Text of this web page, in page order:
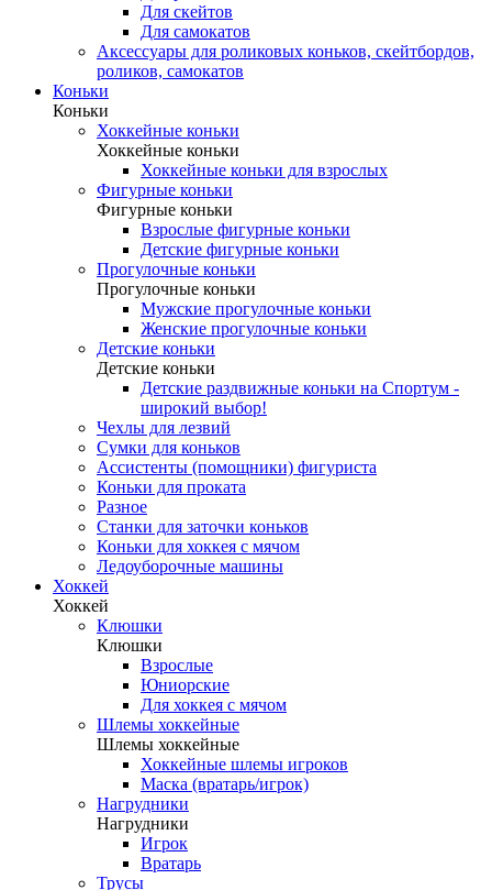
Для скейтов
Для самокатов
Аксессуары для роликовых коньков, скейтбордов,
роликов, самокатов
Коньки
Коньки
Хоккейные коньки
Хоккейные коньки
Хоккейные коньки для взрослых
Фигурные коньки
Фигурные коньки
Взрослые фигурные коньки
Детские фигурные коньки
Прогулочные коньки
Прогулочные коньки
Мужские прогулочные коньки
Женские прогулочные коньки
Детские коньки
Детские коньки
Детские раздвижные коньки на Спортум -
широкий выбор!
Чехлы для лезвий
Сумки для коньков
Ассистенты (помощники) фигуриста
Коньки для проката
Разное
Станки для заточки коньков
Коньки для хоккея с мячом
Ледоуборочные машины
Хоккей
Хоккей
Клюшки
Клюшки
Взрослые
Юниорские
Для хоккея с мячом
Шлемы хоккейные
Шлемы хоккейные
Хоккейные шлемы игроков
Маска (вратарь/игрок)
Нагрудники
Нагрудники
Игрок
Вратарь
Трусы